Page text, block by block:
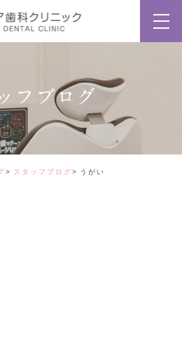
フブログ
スタッフブログ うがい